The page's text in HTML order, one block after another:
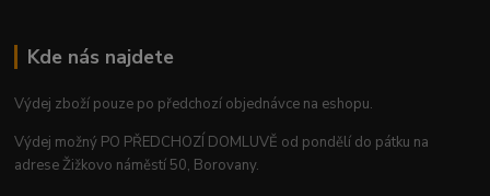
Kde nás najdete
Výdej zboží pouze po předchozí objednávce na eshopu.
Výdej možný PO PŘEDCHOZÍ DOMLUVĚ od pondělí do pátku na
adrese Žižkovo náměstí 50, Borovany.